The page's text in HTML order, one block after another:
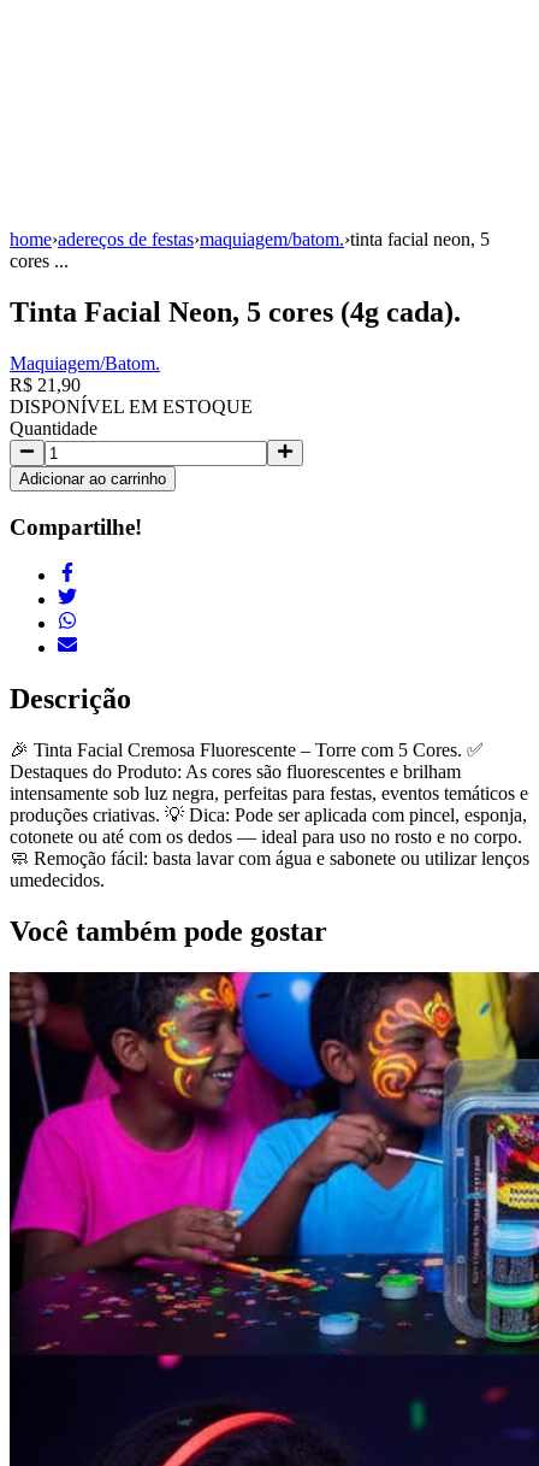
home›adereços de festas›maquiagem/batom.›tinta facial neon, 5
cores ...
Tinta Facial Neon, 5 cores (4g cada).
Maquiagem/Batom.
R$ 21,90
DISPONÍVEL EM ESTOQUE
Quantidade
Adicionar ao carrinho
Compartilhe!
Descrição
🎉 Tinta Facial Cremosa Fluorescente – Torre com 5 Cores. ✅
Destaques do Produto: As cores são fluorescentes e brilham
intensamente sob luz negra, perfeitas para festas, eventos temáticos e
produções criativas. 💡 Dica: Pode ser aplicada com pincel, esponja,
cotonete ou até com os dedos — ideal para uso no rosto e no corpo.
🧼 Remoção fácil: basta lavar com água e sabonete ou utilizar lenços
umedecidos.
Você também pode gostar